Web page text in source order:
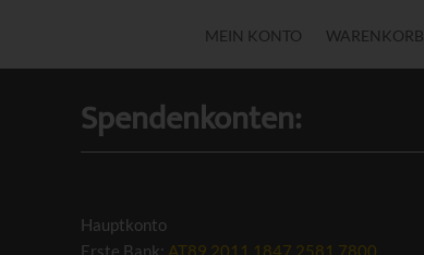
MEIN KONTO WARENKORB
Spendenkonten:
Hauptkonto